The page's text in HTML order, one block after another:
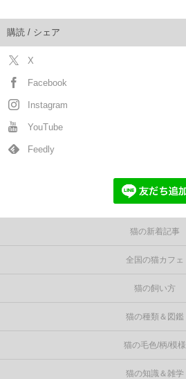
購読 / シェア
X
Facebook
Instagram
YouTube
Feedly
猫の新着記事
全国の猫カフェ
猫の飼い方
猫の種類＆図鑑
猫の毛色/柄/模様
猫の知識＆雑学